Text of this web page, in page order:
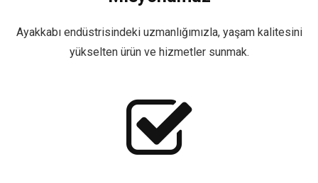
Ayakkabı endüstrisindeki uzmanlığımızla, yaşam kalitesini
yükselten ürün ve hizmetler sunmak.